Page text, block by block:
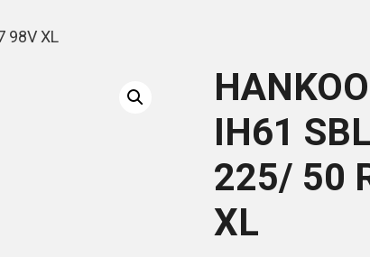
98V XL
IH61
225/ 50
XL